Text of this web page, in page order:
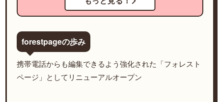
forestpageの歩み
携帯電話からも編集できるよう強化された「フォレスト
ページ」としてリニューアルオープン